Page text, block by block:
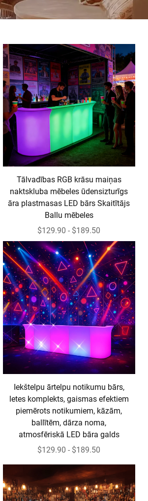
Tālvadības RGB krāsu maiņas
naktskluba mēbeles ūdensizturīgs
āra plastmasas LED bārs Skaitītājs
Ballu mēbeles
$129.90 - $189.50
Iekštelpu ārtelpu notikumu bārs,
letes komplekts, gaismas efektiem
piemērots notikumiem, kāzām,
ballītēm, dārza noma,
atmosfēriskā LED bāra galds
$129.90 - $189.50